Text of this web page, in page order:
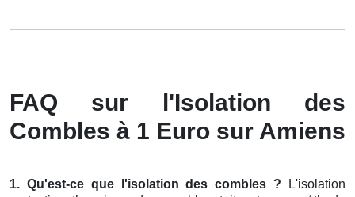
FAQ sur l'Isolation des
Combles à 1 Euro sur Amiens
1. Qu'est-ce que l'isolation des combles ? L'isolation